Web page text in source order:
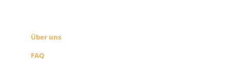
Über uns
FAQ